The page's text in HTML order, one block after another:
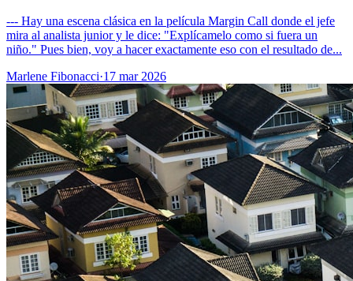
--- Hay una escena clásica en la película Margin Call donde el jefe
mira al analista junior y le dice: "Explícamelo como si fuera un
niño." Pues bien, voy a hacer exactamente eso con el resultado de...
Marlene Fibonacci·17 mar 2026